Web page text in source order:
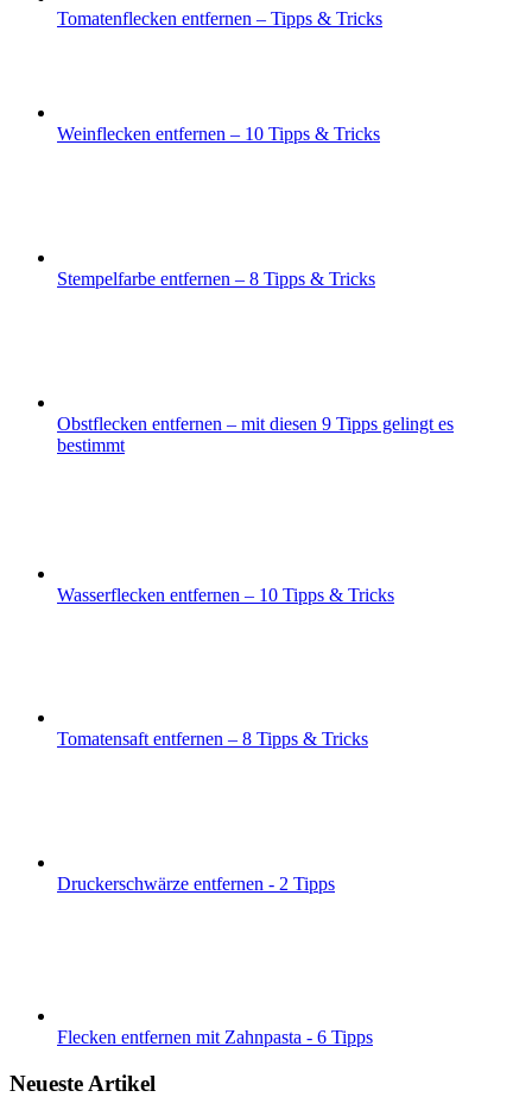
Tomatenflecken entfernen – Tipps & Tricks
Weinflecken entfernen – 10 Tipps & Tricks
Stempelfarbe entfernen – 8 Tipps & Tricks
Obstflecken entfernen – mit diesen 9 Tipps gelingt es
bestimmt
Wasserflecken entfernen – 10 Tipps & Tricks
Tomatensaft entfernen – 8 Tipps & Tricks
Druckerschwärze entfernen - 2 Tipps
Flecken entfernen mit Zahnpasta - 6 Tipps
Neueste Artikel